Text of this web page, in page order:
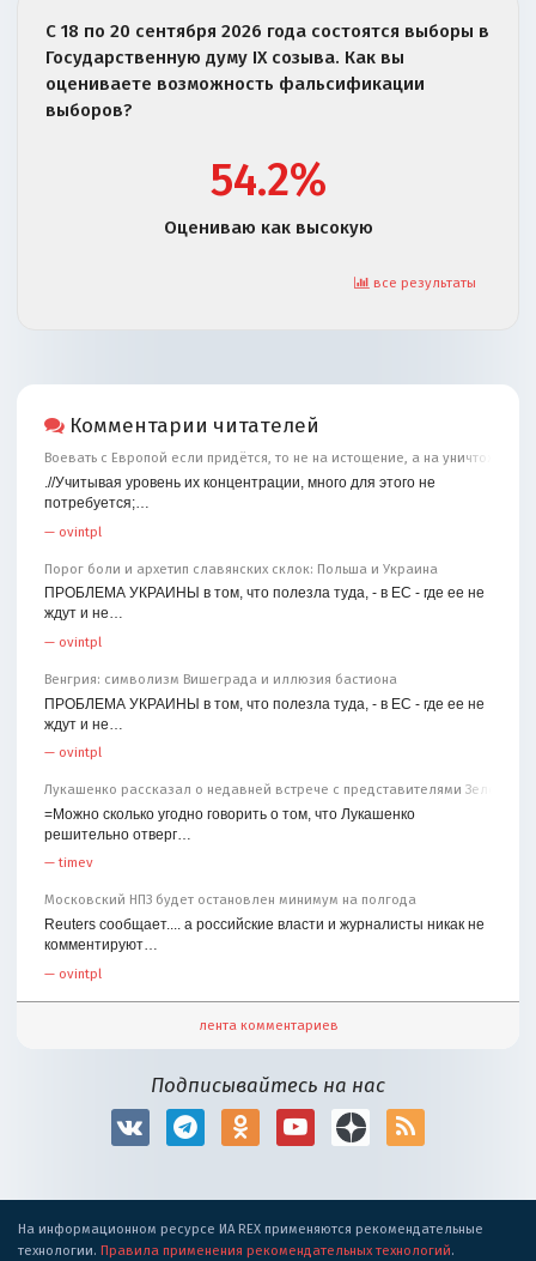
С 18 по 20 сентября 2026 года состоятся выборы в
Государственную думу IX созыва. Как вы
оцениваете возможность фальсификации
выборов?
54.2%
Оцениваю как высокую
все результаты
Комментарии читателей
Воевать с Европой если придётся, то не на истощение, а на уничтожение
.//Учитывая уровень их концентрации, много для этого не
потребуется;…
— ovintpl
Порог боли и архетип славянских склок: Польша и Украина
ПРОБЛЕМА УКРАИНЫ в том, что полезла туда, - в ЕС - где ее не
ждут и не…
— ovintpl
Венгрия: символизм Вишеграда и иллюзия бастиона
ПРОБЛЕМА УКРАИНЫ в том, что полезла туда, - в ЕС - где ее не
ждут и не…
— ovintpl
Лукашенко рассказал о недавней встрече с представителями
=Можно сколько угодно говорить о том, что Лукашенко
решительно отверг…
—timev
Московский НПЗ будет остановлен минимум на полгода
Reuters сообщает.... а российские власти и журналисты никак не
комментируют…
— ovintpl
лента комментариев
Подписывайтесь на нас
На информационном ресурсе ИА REX применяются рекомендательные
технологии. Правила применения рекомендательных технологий.